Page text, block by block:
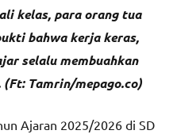
kelas, para orang tua
bahwa kerja keras,
selalu membuahkan
Tamrin/mepago.co)
Ajaran 2025/2026 di SD